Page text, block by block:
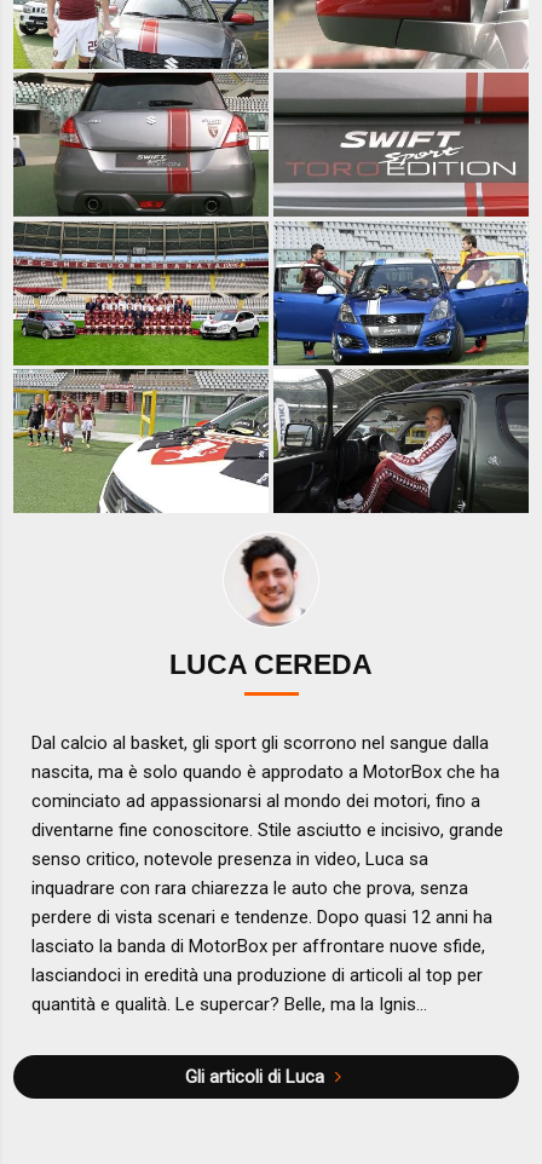
LUCA CEREDA
Dal calcio al basket, gli sport gli scorrono nel sangue dalla
nascita, ma è solo quando è approdato a MotorBox che ha
cominciato ad appassionarsi al mondo dei motori, fino a
diventarne fine conoscitore. Stile asciutto e incisivo, grande
senso critico, notevole presenza in video, Luca sa
inquadrare con rara chiarezza le auto che prova, senza
perdere di vista scenari e tendenze. Dopo quasi 12 anni ha
lasciato la banda di MotorBox per affrontare nuove sfide,
lasciandoci in eredità una produzione di articoli al top per
quantità e qualità. Le supercar? Belle, ma la Ignis...
Gli articoli di Luca